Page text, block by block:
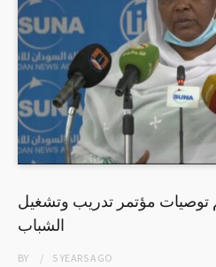
توصيات مؤتمر تدريب وتشغيل
الشباب
BY 5 YEARSAGO